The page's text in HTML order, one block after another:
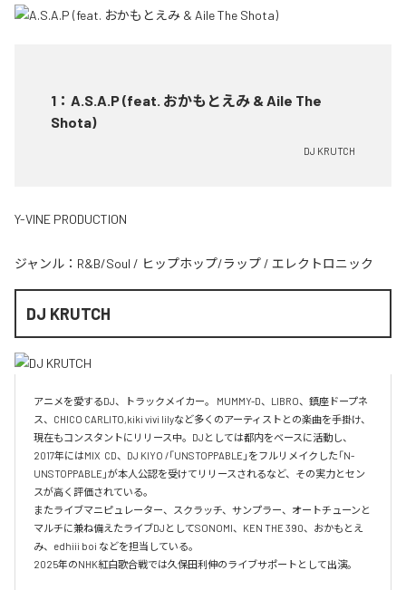
1 ： A.S.A.P (feat. おかもとえみ & Aile The
Shota)
DJ KRUTCH
Y-VINE PRODUCTION
ジャンル： R&B/Soul / ヒップホップ/ラップ / エレクトロニック
DJ KRUTCH
アニメを愛するDJ、トラックメイカー。 MUMMY-D、LIBRO、鎮座ドープネ
ス、CHICO CARLITO,kiki vivi lilyなど多くのアーティストとの楽曲を手掛け、
現在もコンスタントにリリース中。DJとしては都内をベースに活動し、
2017年にはMIX  CD、DJ KIYO /「UNSTOPPABLE」をフルリメイクした「N-
UNSTOPPABLE」が本人公認を受けてリリースされるなど、その実力とセン
スが高く評価されている。
またライブマニピュレーター、スクラッチ、サンプラー、オートチューンと
マルチに兼ね備えたライブDJとしてSONOMI、KEN THE 390、おかもとえ
み、edhiii boi などを担当している。